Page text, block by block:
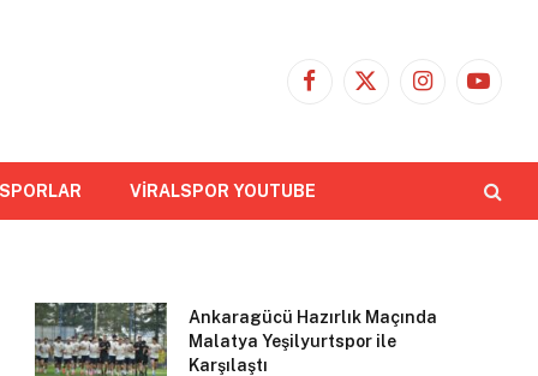
Facebook
X
Instagram
VİRALSPOR YOUTUBE
Ankaragücü Hazırlık Maçında
Malatya Yeşilyurtspor ile
Karşılaştı